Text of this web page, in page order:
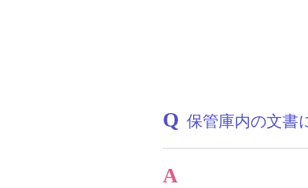
Q 保管庫内の文書
A